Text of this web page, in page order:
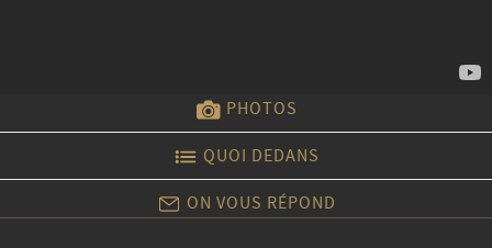
PHOTOS
QUOI DEDANS
ON VOUS RÉPOND